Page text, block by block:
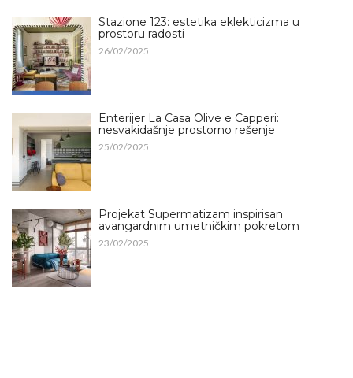
Stazione 123: estetika eklekticizma u
prostoru radosti
26/02/2025
Enterijer La Casa Olive e Capperi:
nesvakidašnje prostorno rešenje
25/02/2025
Projekat Supermatizam inspirisan
avangardnim umetničkim pokretom
23/02/2025